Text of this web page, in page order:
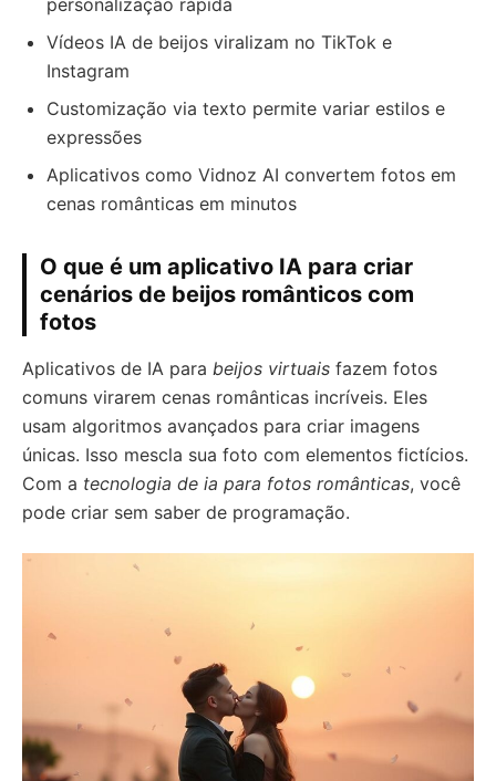
personalização rápida
Vídeos IA de beijos viralizam no TikTok e
Instagram
Customização via texto permite variar estilos e
expressões
Aplicativos como Vidnoz AI convertem fotos em
cenas românticas em minutos
O que é um aplicativo IA para criar
cenários de beijos românticos com
fotos
Aplicativos de IA para beijos virtuais fazem fotos
comuns virarem cenas românticas incríveis. Eles
usam algoritmos avançados para criar imagens
únicas. Isso mescla sua foto com elementos fictícios.
Com a tecnologia de ia para fotos românticas, você
pode criar sem saber de programação.